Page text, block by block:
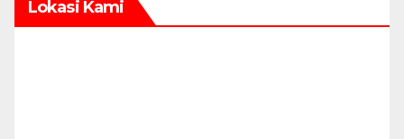
Lokasi Kami